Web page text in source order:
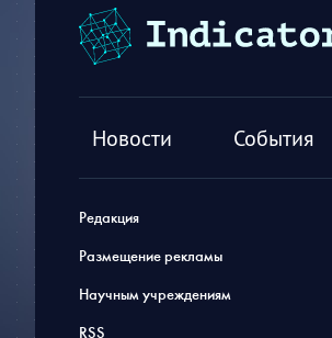
Новости События
Редакция
Размещение рекламы
Научным учреждениям
RSS